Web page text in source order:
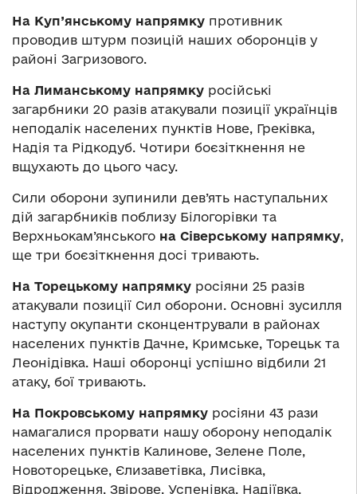
На Куп’янському напрямку противник
проводив штурм позицій наших оборонців у
районі Загризового.
На Лиманському напрямку російські
загарбники 20 разів атакували позиції українців
неподалік населених пунктів Нове, Греківка,
Надія та Рідкодуб. Чотири боєзіткнення не
вщухають до цього часу.
Сили оборони зупинили дев’ять наступальних
дій загарбників поблизу Білогорівки та
Верхньокам’янського на Сіверському напрямку,
ще три боєзіткнення досі тривають.
На Торецькому напрямку росіяни 25 разів
атакували позиції Сил оборони. Основні зусилля
наступу окупанти сконцентрували в районах
населених пунктів Дачне, Кримське, Торецьк та
Леонідівка. Наші оборонці успішно відбили 21
атаку, бої тривають.
На Покровському напрямку росіяни 43 рази
намагалися прорвати нашу оборону неподалік
населених пунктів Калинове, Зелене Поле,
Новоторецьке, Єлизаветівка, Лисівка,
Відродження, Звірове, Успенівка, Надіївка,